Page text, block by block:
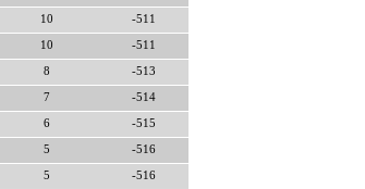
10 -511
10 -511
8 -513
7 -514
6 -515
5 -516
5 -516